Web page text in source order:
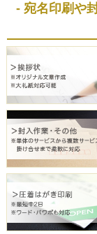
- 宛名印刷や